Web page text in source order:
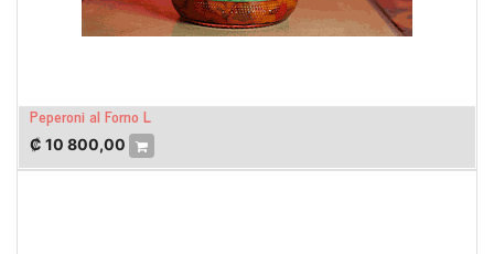
Peperoni al Forno L
₡ 10 800,00